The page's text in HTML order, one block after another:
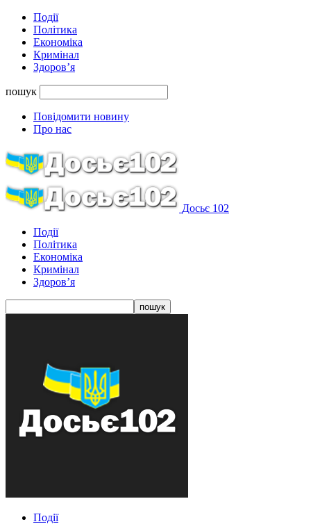
Події
Політика
Економіка
Кримінал
Здоров’я
пошук
Повідомити новину
Про нас
Досьє 102
Події
Політика
Економіка
Кримінал
Здоров’я
Події